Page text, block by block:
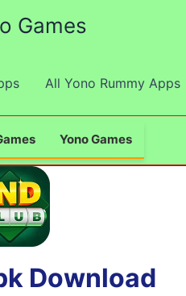
Games
All Yono Rummy Apps
Yono Games
Download